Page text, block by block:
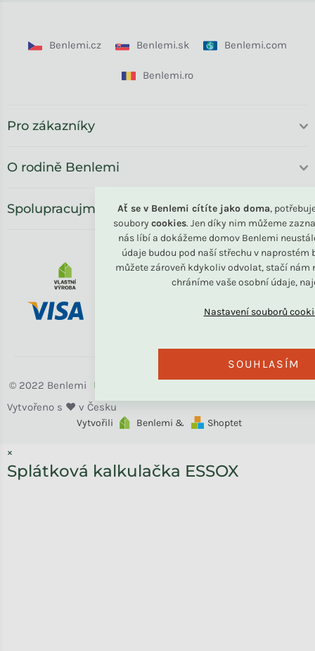
Ať se v Benlemi cítíte jako doma,
soubory cookies. Jen díky nim můžeme
nás líbí a dokážeme domov Benlemi
údaje budou pod naší střechu v naprostém
můžete zároveň kdykoliv odvolat, stačí nám
chráníme vaše osobní údaje,
SOUHLASÍM
Benlemi.cz Benlemi.sk Benlemi.com
Benlemi.ro
Pro zákazníky
O rodině Benlemi
Spolupracujme
Vytvořili Benlemi & Shoptet
Benlemi
×
Splátková kalkulačka ESSOX